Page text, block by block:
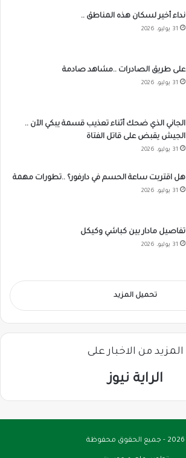
نداء أخير لسكان هذه المناطق ..
31 يوليو، 2026
على طريق الصادرات ..مشاهد صادمة
31 يوليو، 2026
الجاني الذي ضحك أثناء تعذيب قسمة يبكي الآن ..
الجيش يقبض على قاتل الفتاة
31 يوليو، 2026
هل اقتربت ساعة الحسم في دارفور؟ ..تطورات مهمة
31 يوليو، 2026
تفاصيل مادار بين كباشي وكيكل
31 يوليو، 2026
تحميل المزيد
المزيد من الاخبار على
الراية نيوز
2026 - جميع الحقوق محفوظة